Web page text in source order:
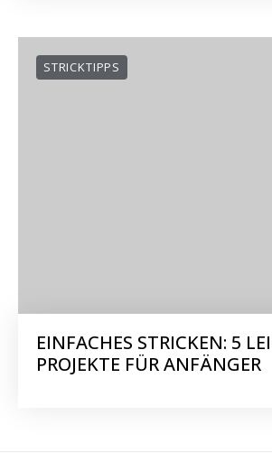
STRICKTIPPS
EINFACHES STRICKEN: 5
PROJEKTE FÜR ANFÄNGER